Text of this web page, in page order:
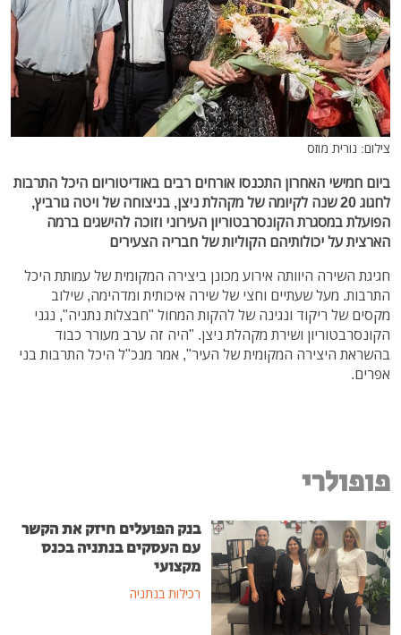
צילום: נורית מוזס
ביום חמישי האחרון התכנסו אורחים רבים באודיטוריום היכל התרבות
לחגוג 20 שנה לקיומה של מקהלת ניצן, בניצוחה של ויטה גורביץ,
הפועלת במסגרת הקונסרבטוריון העירוני וזוכה להישגים ברמה
הארצית על יכולותיהם הקוליות של חבריה הצעירים
חגיגת השירה היוותה אירוע מכונן ביצירה המקומית של עמותת היכל
התרבות. מעל שעתיים וחצי של שירה איכותית ומדהימה, שילוב
מקסים של ריקוד ונגינה של להקות המחול "חבצלות נתניה", נגני
הקונסרבטוריון ושירת מקהלת ניצן. "היה זה ערב מעורר כבוד
בהשראת היצירה המקומית של העיר", אמר מנכ"ל היכל התרבות בני
אפרים.
פופולרי
בנק הפועלים חיזק את הקשר
עם העסקים בנתניה בכנס
מקצועי
רכילות בנתניה